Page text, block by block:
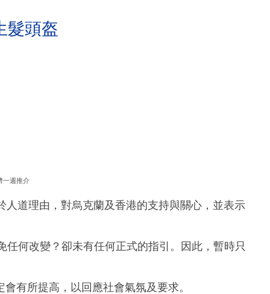
髮頭盔
一週推介
道理由，對烏克蘭及香港的支持與關心，並表示
何改變？卻未有任何正式的指引。因此，暫時只
有所提高，以回應社會氣氛及要求。